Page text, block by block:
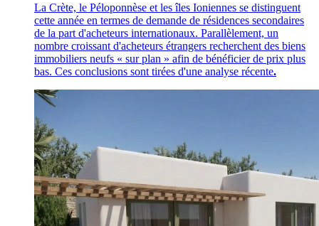
La Crète, le Péloponnèse et les îles Ioniennes se distinguent
cette année en termes de demande de résidences secondaires
de la part d'acheteurs internationaux. Parallèlement, un
nombre croissant d'acheteurs étrangers recherchent des biens
immobiliers neufs « sur plan » afin de bénéficier de prix plus
bas. Ces conclusions sont tirées d'une analyse récente.